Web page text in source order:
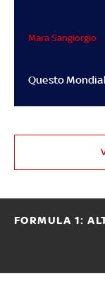
Questo
Mara Sangiorgio
FORMULA 1: